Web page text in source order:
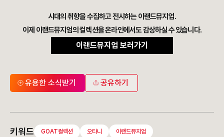
시대의 취향을 수집하고 전시하는 이랜드뮤지엄.
이제 이랜드뮤지엄의 컬렉션을 온라인에서도 감상하실 수 있습니다.
이랜드뮤지엄 보러가기
유용한 소식받기 공유하기
키워드 GOAT컬렉션 오타니 이랜드뮤지엄